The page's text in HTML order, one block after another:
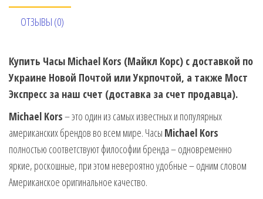
ОТЗЫВЫ (0)
Купить Часы Michael Kors (Майкл Корс) с доставкой по
Украине Новой Почтой или Укрпочтой, а также Мост
Экспресс за наш счет (доставка за счет продавца).
Michael Kors– это один из самых известных и популярных
американских брендов во всем мире. Часы Michael Kors
полностью соответствуют философии бренда – одновременно
яркие, роскошные, при этом невероятно удобные – одним словом
Американское оригинальное качество.